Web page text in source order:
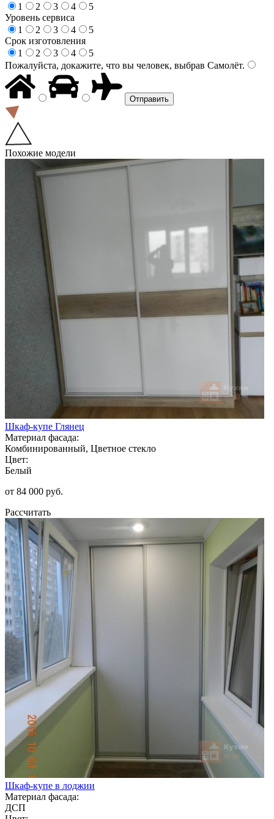
1
2 3 4
5
Уровень сервиса
1
2 3 4
5
Срок изготовления
1
2 3 4
5
Пожалуйста, докажите, что вы человек, выбрав Самолёт.
Похожие модели
Шкаф-купе Глянец
Материал фасада:
Комбинированный, Цветное стекло
Цвет:
Белый
от 84 000 руб.
Рассчитать
Шкаф-купе в лоджии
Материал фасада:
ДСП